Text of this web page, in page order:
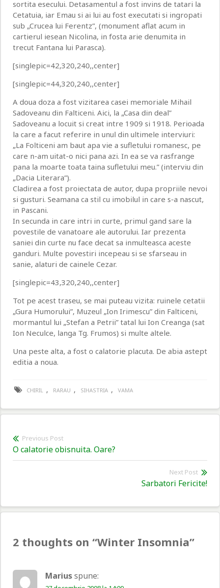
sortita esecului. Detasamentul a fost invins de tatari la
Cetatuia, iar Emau si ai lui au fost executati si ingropati
sub „Crucea lui Ferentz”, (monument aflat acum in
cartierul iesean Nicolina, in fosta arie denumita in
trecut Fantana lui Parasca).
[singlepic=42,320,240,,center]
[singlepic=44,320,240,,center]
A doua doza a fost vizitarea casei memoriale Mihail
Sadoveanu din Falticeni. Aici, la „Casa din deal”
Sadoveanu a locuit si creat intre 1909 si 1918. Perioada
la care a facut referire in unul din ultimele interviuri:
„La Folticeni am baut apa vie a sufletului romanesc, pe
care n-am uitat-o nici pana azi. In ea se va rasfrange
pana la moarte toata taina sufletului meu.” (interviu din
„Dacia Literara”).
Cladirea a fost proiectata de autor, dupa propriile nevoi
si gusturi. Seamana ca stil cu imobilul in care s-a nascut,
in Pascani.
In secunda in care intri in curte, primul gand sare la
povestile de vanatoare ale autorului. Iar prezenta
saniei din curte nu face decat sa inmulteasca aceste
ganduri. Multe povestiri incepeau si se sfarseau in
sanie, alaturi de cainele Cezar.
[singlepic=43,320,240,,center]
Tot pe acest traseu, se mai puteau vizita: ruinele cetatii
„Gura Humorului”, Muzeul „Ion Irimescu” din Falticeni,
mormantul lui „Stefan a Petrii” tatal lui Ion Creanga (sat
Ion Neculce, langa Tg. Frumos) si multe altele.
Una peste alta, a fost o calatorie placuta. De abia astept
editia a noua.
CHIRIL , RARAU , SIHASTRIA , VAMA
Navigare
în
Previous Post
Previous
post:
O calatorie obisnuita. Oare?
Next Post
Sarbatori Fericite!
2 thoughts on “Winter Insomnia”
Mariusspune: